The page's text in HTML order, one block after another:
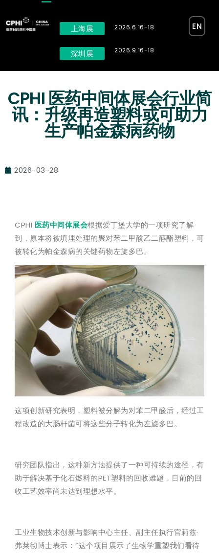
上海展
深圳展
2026.6.16-18
2026.9.16-18
EN
CPHI 医药中间体展会行业简
讯：升级再造塑料或可助力
生产帕金森病药物
2026-03-28
CPHI 医药中间体展会根据爱丁堡大学的一项研究了解
到，原本将被填埋处理的聚对苯二甲酸乙二醇酯塑料，可
被转化为帕金森病的关键药物左旋多巴。
这项创新研究表明，塑料被分解为对苯二甲酸后，经过工
程改造的大肠杆菌可将这些分子转化为左旋多巴。
研究团队指出，这种新方法提供了一种可持续的途径，有
助于解决基于化石燃料的PET塑料的回收难题，目前的回
收工艺效率尚未达到理想水平。
工业生物技术创新与影响中心主任、副主任执行官莉兹·
弗莱彻博士表示：”这个项目展示了生物学重塑我们看待